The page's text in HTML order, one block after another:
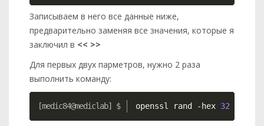
Записываем в него все данные ниже,
предварительно заменяя все значения, которые я
заключил в << >>
Для первых двух парметров, нужно 2 раза
выполнить команду:
openssl rand -hex 32
Copy